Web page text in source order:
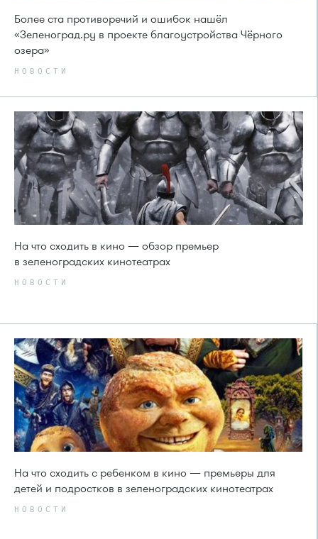
Более ста противоречий и ошибок нашёл
«Зеленоград.ру в проекте благоустройства Чёрного
озера»
НОВОСТИ
На что сходить в кино — обзор премьер
в зеленоградских кинотеатрах
НОВОСТИ
На что сходить с ребенком в кино — премьеры для
детей и подростков в зеленоградских кинотеатрах
НОВОСТИ